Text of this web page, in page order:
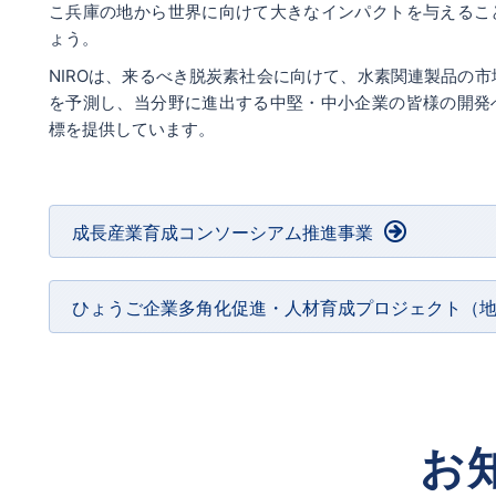
こ兵庫の地から世界に向けて大きなインパクトを与えるこ
ょう。
NIROは、来るべき脱炭素社会に向けて、水素関連製品の市
を予測し、当分野に進出する中堅・中小企業の皆様の開発
標を提供しています。
成長産業育成コンソーシアム推進事業
ひょうご企業多角化促進・人材育成プロジェクト（
お